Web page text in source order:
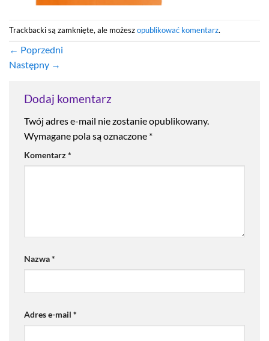
Trackbacki są zamknięte, ale możeszopublikować komentarz.
← Poprzedni
Następny →
Dodaj komentarz
Twój adres e-mail nie zostanie opublikowany.
Wymagane pola są oznaczone *
Komentarz*
Nazwa*
Adres e-mail *